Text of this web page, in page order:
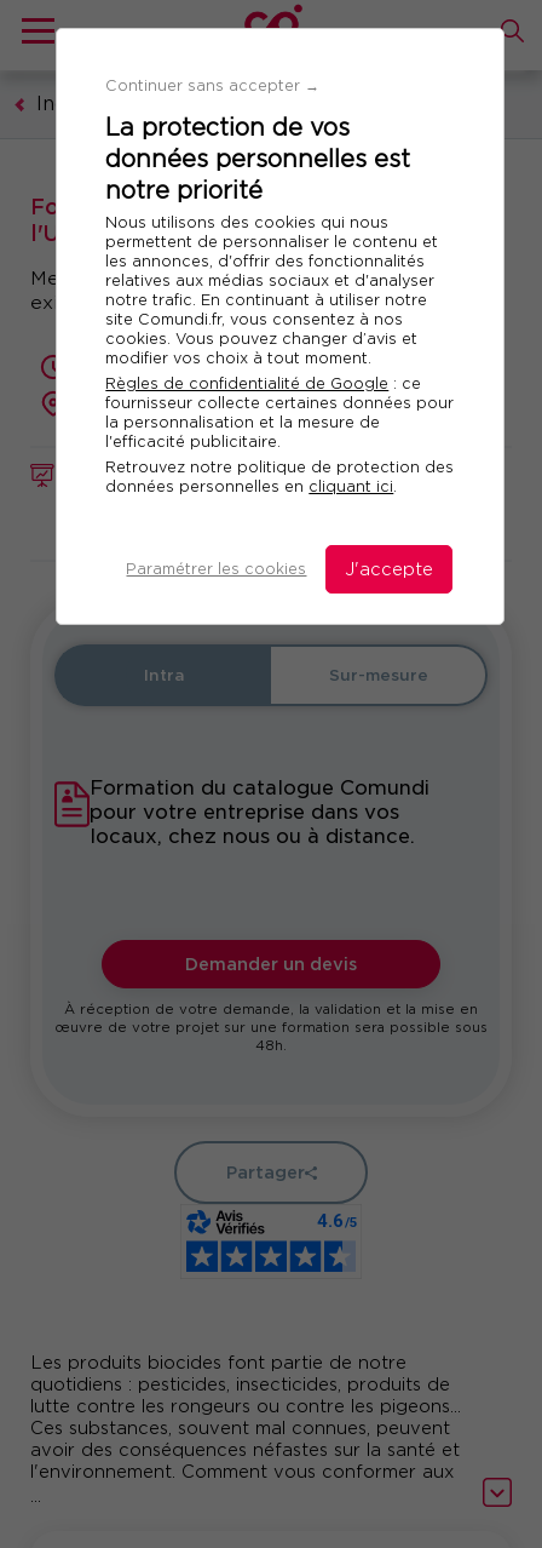
Continuer sans accepter →
La protection de vos
données personnelles est
notre priorité
Nous utilisons des cookies qui nous
permettent de personnaliser le contenu et
les annonces, d'offrir des fonctionnalités
relatives aux médias sociaux et d'analyser
notre trafic. En continuant à utiliser notre
site Comundi.fr, vous consentez à nos
cookies. Vous pouvez changer d’avis et
modifier vos choix à tout moment.
Règles de confidentialité de Google : ce
fournisseur collecte certaines données pour
la personnalisation et la mesure de
l'efficacité publicitaire.
Retrouvez notre politique de protection des
données personnelles en cliquant ici.
Paramétrer les cookies J'accepte
Industrie
FORMATION Réf. 10178
Formation : Règlementation biocide dans
l'Union Européenne
Mettre en œuvre la Directive biocides et les
exigences REACH, CLP, loi sur l'eau
1 jour (7 heures)
présentiel ou à distance
Les produits biocides font partie de notre
quotidiens : pesticides, insecticides, produits de
lutte contre les rongeurs ou contre les pigeons...
Ces substances, souvent mal connues, peuvent
avoir des conséquences néfastes sur la santé et
l'environnement. Comment vous conformer aux
...
Intra Sur-mesure
Formation du catalogue Comundi
pour votre entreprise dans vos
locaux, chez nous ou à distance.
Demander un devis
À réception de votre demande, la validation et la mise en
œuvre de votre projet sur une formation sera possible sous
48h.
Partager